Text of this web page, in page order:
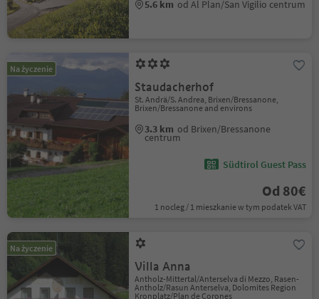
5.6 km od Al Plan/San Vigilio centrum
Na życzenie
Staudacherhof
St. Andrä/S. Andrea, Brixen/Bressanone,
Brixen/Bressanone and environs
3.3 km od Brixen/Bressanone
centrum
Südtirol Guest Pass
Od 80€
1 nocleg / 1 mieszkanie w tym podatek VAT
Na życzenie
Villa Anna
Antholz-Mittertal/Anterselva di Mezzo, Rasen-
Antholz/Rasun Anterselva, Dolomites Region
Kronplatz/Plan de Corones